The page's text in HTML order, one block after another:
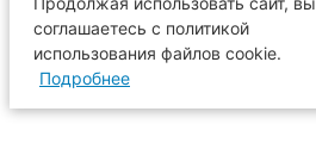
соглашаетесь с политикой
использования файлов cookie.
Подробнее